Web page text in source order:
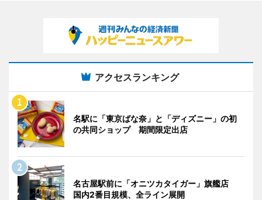
アクセスランキング
名駅に「東京ばな奈」と「ディズニー」の初
の共同ショップ 期間限定出店
名古屋駅前に「オニツカタイガー」旗艦店
国内2番目規模、全ライン展開